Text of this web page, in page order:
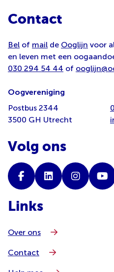
Contact
Bel of mail de Ooglijn voor
en leven met een
030 294 54 44 of
Oogvereniging
Postbus 2344
3500 GH Utrecht
Volg ons
Links
Over ons
Contact